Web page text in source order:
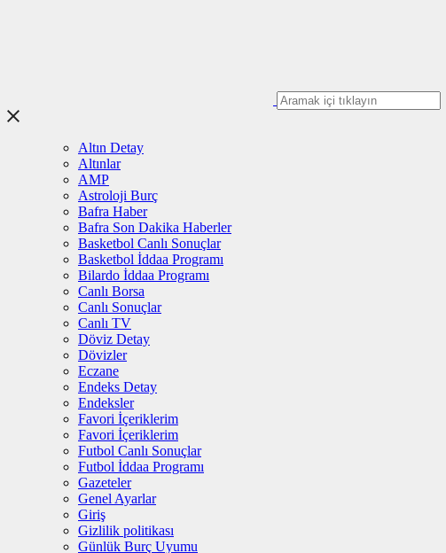
Altın Detay
Altınlar
AMP
Astroloji Burç
Bafra Haber
Bafra Son Dakika Haberler
Basketbol Canlı Sonuçlar
Basketbol İddaa Programı
Bilardo İddaa Programı
Canlı Borsa
Canlı Sonuçlar
Canlı TV
Döviz Detay
Dövizler
Eczane
Endeks Detay
Endeksler
Favori İçeriklerim
Favori İçeriklerim
Futbol Canlı Sonuçlar
Futbol İddaa Programı
Gazeteler
Genel Ayarlar
Giriş
Gizlilik politikası
Günlük Burç Uyumu